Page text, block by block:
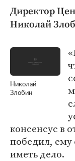
Директор
Николай
Николай
Злобин
консенсус в
победил, ему
иметь дело.